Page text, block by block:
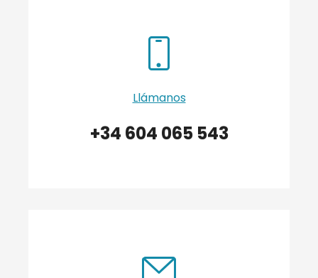
Llámanos
+34 604 065 543